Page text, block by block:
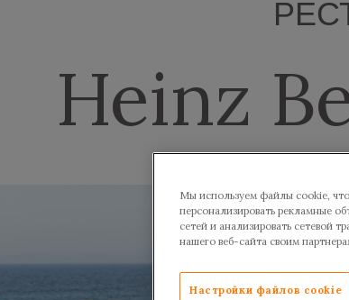
Heinz
Мы используем файлы cookie,
персонализировать рекламные
сетей и анализировать сетевой
нашего веб-сайта своим
Настройки файлов cookie